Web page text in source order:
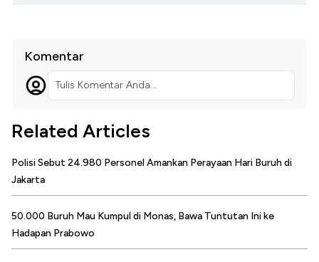
Komentar
Tulis Komentar Anda...
Related Articles
Polisi Sebut 24.980 Personel Amankan Perayaan Hari Buruh di
Jakarta
50.000 Buruh Mau Kumpul di Monas, Bawa Tuntutan Ini ke
Hadapan Prabowo